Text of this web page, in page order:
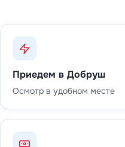
Приедем в Добруш
Осмотр в удобном месте